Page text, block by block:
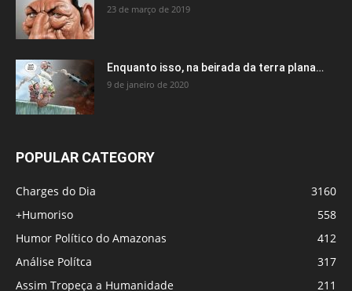
23 de março de 2019
Enquanto isso, na beirada da terra plana…
9 de janeiro de 2020
POPULAR CATEGORY
Charges do Dia
3160
+Humoriso
558
Humor Político do Amazonas
412
Análise Polítca
317
Assim Tropeça a Humanidade
211